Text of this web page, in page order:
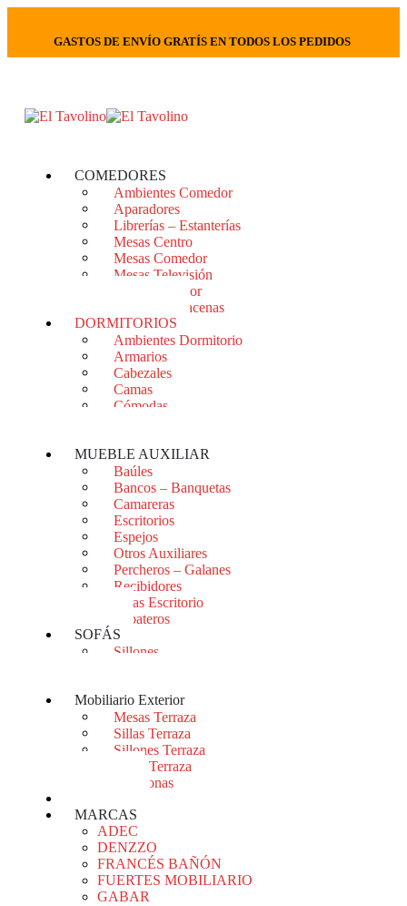
GASTOS DE ENVÍO GRATÍS ENTODOS LOS PEDIDOS
COMEDORES
Ambientes Comedor
Aparadores
Librerías – Estanterías
Mesas Centro
Mesas Comedor
Mesas Televisión
Sillas Comedor
Vitrinas – Alacenas
DORMITORIOS
Ambientes Dormitorio
Armarios
Cabezales
Camas
Cómodas
MUEBLE AUXILIAR
Baúles
Bancos – Banquetas
Camareras
Escritorios
Espejos
Otros Auxiliares
Percheros – Galanes
Recibidores
Sillas Escritorio
Zapateros
SOFÁS
Sillones
Mobiliario Exterior
Mesas Terraza
Sillas Terraza
Sillones Terraza
Sofás Terraza
Tumbonas
MARCAS
ADEC
DENZZO
FRANCÉS BAÑÓN
FUERTES MOBILIARIO
GABAR